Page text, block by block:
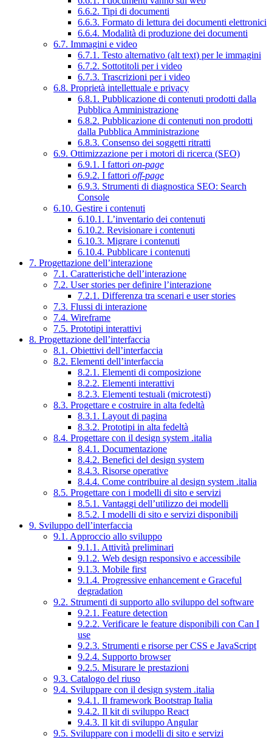
6.6.2. Tipi di documenti
6.6.3. Formato di lettura dei documenti elettronici
6.6.4. Modalità di produzione dei documenti
6.7. Immagini e video
6.7.1. Testo alternativo (alt text) per le immagini
6.7.2. Sottotitoli per i video
6.7.3. Trascrizioni per i video
6.8. Proprietà intellettuale e privacy
6.8.1. Pubblicazione di contenuti prodotti dalla
Pubblica Amministrazione
6.8.2. Pubblicazione di contenuti non prodotti
dalla Pubblica Amministrazione
6.8.3. Consenso dei soggetti ritratti
6.9. Ottimizzazione per i motori di ricerca (SEO)
6.9.1. I fattori on-page
6.9.2. I fattori off-page
6.9.3. Strumenti di diagnostica SEO: Search
Console
6.10. Gestire i contenuti
6.10.1. L’inventario dei contenuti
6.10.2. Revisionare i contenuti
6.10.3. Migrare i contenuti
6.10.4. Pubblicare i contenuti
7. Progettazione dell’interazione
7.1. Caratteristiche dell’interazione
7.2. User stories per definire l’interazione
7.2.1. Differenza tra scenari e user stories
7.3. Flussi di interazione
7.4. Wireframe
7.5. Prototipi interattivi
8. Progettazione dell’interfaccia
8.1. Obiettivi dell’interfaccia
8.2. Elementi dell’interfaccia
8.2.1. Elementi di composizione
8.2.2. Elementi interattivi
8.2.3. Elementi testuali (microtesti)
8.3. Progettare e costruire in alta fedeltà
8.3.1. Layout di pagina
8.3.2. Prototipi in alta fedeltà
8.4. Progettare con il design system .italia
8.4.1. Documentazione
8.4.2. Benefici del design system
8.4.3. Risorse operative
8.4.4. Come contribuire al design system .italia
8.5. Progettare con i modelli di sito e servizi
8.5.1. Vantaggi dell’utilizzo dei modelli
8.5.2. I modelli di sito e servizi disponibili
9. Sviluppo dell’interfaccia
9.1. Approccio allo sviluppo
9.1.1. Attività preliminari
9.1.2. Web design responsivo e accessibile
9.1.3. Mobile first
9.1.4. Progressive enhancement e Graceful
degradation
9.2. Strumenti di supporto allo sviluppo del software
9.2.1. Feature detection
9.2.2. Verificare le feature disponibili con Can I
use
9.2.3. Strumenti e risorse per CSS e JavaScript
9.2.4. Supporto browser
9.2.5. Misurare le prestazioni
9.3. Catalogo del riuso
9.4. Sviluppare con il design system .italia
9.4.1. Il framework Bootstrap Italia
9.4.2. Il kit di sviluppo React
9.4.3. Il kit di sviluppo Angular
9.5. Sviluppare con i modelli di sito e servizi